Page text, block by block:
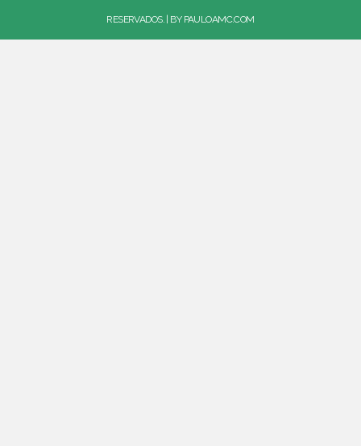
RESERVADOS. | BY PAULOAMC.COM